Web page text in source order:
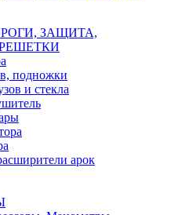
ЗАЩИТА,
подножки
и стекла
арок